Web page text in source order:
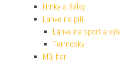
Hrnky a šálky
Lahve na pití
Láhve na sport a
Termosky
Můj bar